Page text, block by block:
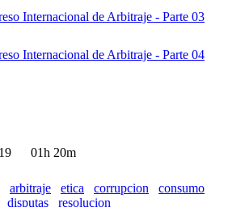
Internacional de Arbitraje - Parte 03
Internacional de Arbitraje - Parte 04
01h 20m
arbitraje etica corrupcion
consumo
disputas resolucion